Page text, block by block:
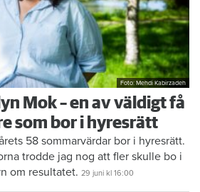
Foto: Mehdi Kabirzadeh
Mok – en av väldigt få
som bor i hyresrätt
58 sommarvärdar bor i hyresrätt.
trodde jag nog att fler skulle bo i
om resultatet. 29 juni kl 16:00